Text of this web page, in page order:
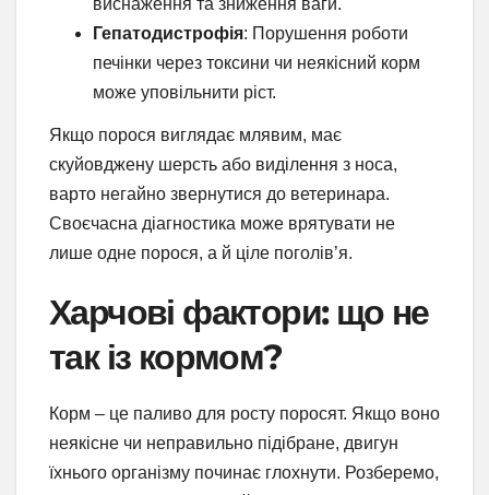
Гепатодистрофія: Порушення роботи
печінки через токсини чи неякісний корм
може уповільнити ріст.
Якщо порося виглядає млявим, має
скуйовджену шерсть або виділення з носа,
варто негайно звернутися до ветеринара.
Своєчасна діагностика може врятувати не
лише одне порося, а й ціле поголів’я.
Харчові фактори: що не
так із кормом?
Корм – це паливо для росту поросят. Якщо воно
неякісне чи неправильно підібране, двигун
їхнього організму починає глохнути. Розберемо,